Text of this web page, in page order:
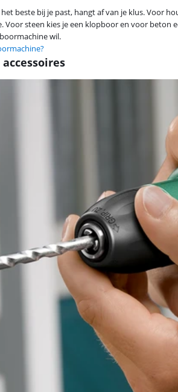
beste bij je past, hangt af van je klus. Voor
Voor steen kies je een klopboor en voor beton
wil.